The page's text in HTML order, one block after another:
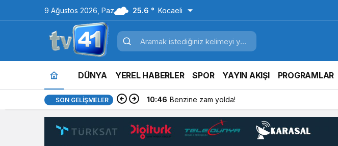
9 Ağustos 2026, Paz 25.6 ° Kocaeli
DÜNYA YEREL HABERLER SPOR YAYIN AKIŞI PROGRAMLAR
SON GELIŞMELER 10:46 Benzine zam yolda!